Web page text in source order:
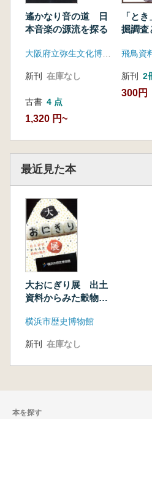
百原新 コラム12「観る
おかか(鰹節)
まく・まぶす
おにぎり弁当
遙かなり音の道 日
本音楽の源流を探る
新刊 在庫なし
古書 4 点
1,320 円~
「と
掘調査
飛鳥資
新刊 2
300円
最近見た本
大おにぎり展 出土
資料からみた穀物の
横浜市歴史博物館
新刊 在庫なし
本を探す